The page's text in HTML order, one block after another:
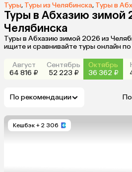
Туры, Туры из Челябинска, Туры в
Туры в Абхазию зимой
Челябинска
Туры в Абхазию зимой 2026 из
ищите и сравнивайте туры онлайн
Август
64 816 ₽
Сентябрь
52 223 ₽
Октябрь
36 362 ₽
По рекомендации
Кешбэк + 2 306